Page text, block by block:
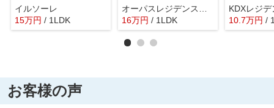
イルソーレ
15万円 / 1LDK
オーパスレジデンス中板橋
16万円 / 1LDK 10.7万円 /
お客様の声